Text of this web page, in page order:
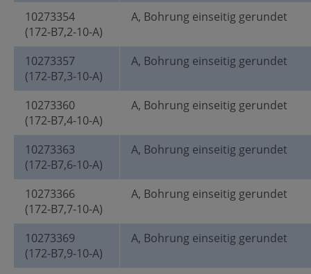
10273354
(172-B7,2-10-A)
A, Bohrung einseitig gerundet
10273357
(172-B7,3-10-A)
A, Bohrung einseitig gerundet
10273360
(172-B7,4-10-A)
A, Bohrung einseitig gerundet
10273363
(172-B7,6-10-A)
A, Bohrung einseitig gerundet
10273366
(172-B7,7-10-A)
A, Bohrung einseitig gerundet
10273369
(172-B7,9-10-A)
A, Bohrung einseitig gerundet